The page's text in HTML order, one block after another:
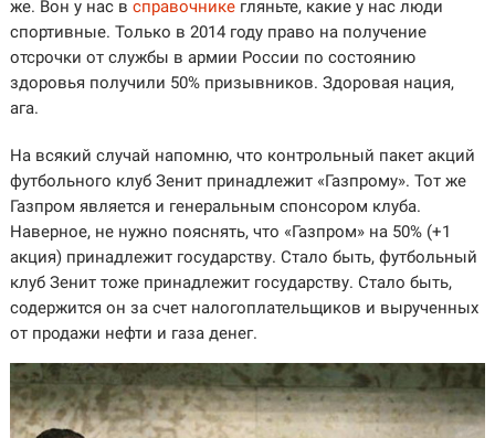
же. Вон у нас в справочникегляньте, какие у нас люди
спортивные. Только в 2014 году право на получение
отсрочки от службы в армии России по состоянию
здоровья получили 50% призывников. Здоровая нация,
ага.
На всякий случай напомню, что контрольный пакет акций
футбольного клуб Зенит принадлежит «Газпрому». Тот же
Газпром является и генеральным спонсором клуба.
Наверное, не нужно пояснять, что «Газпром» на 50% (+1
акция) принадлежит государству. Стало быть, футбольный
клуб Зенит тоже принадлежит государству. Стало быть,
содержится он за счет налогоплательщиков и вырученных
от продажи нефти и газа денег.